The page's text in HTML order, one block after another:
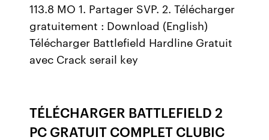
113.8 MO 1. Partager SVP. 2. Télécharger
gratuitement : Download (English)
Télécharger Battlefield Hardline Gratuit
avec Crack serail key
TÉLÉCHARGER BATTLEFIELD 2
PC GRATUIT COMPLET CLUBIC